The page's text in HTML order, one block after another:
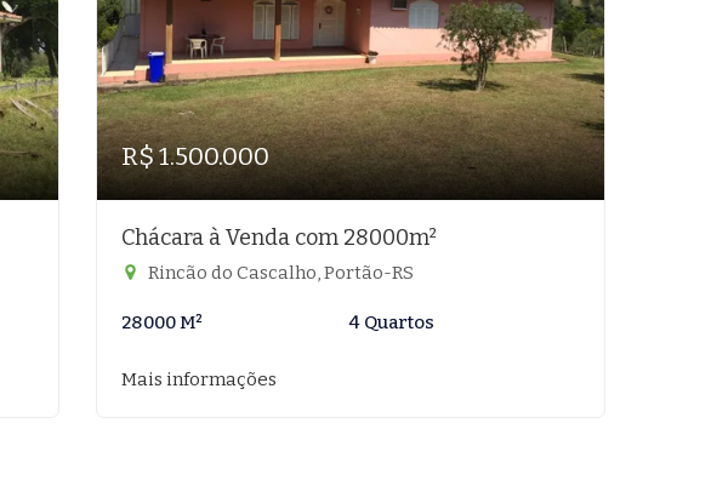
R$ 1.500.000
Chácara à Venda com 28000m²
Rincão do Cascalho, Portão-RS
28000 M² 4 Quartos
Mais informações